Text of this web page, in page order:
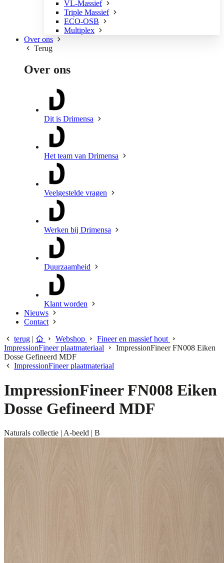
VL-Massief
Triple Massief
ECO-OSB
Multiplex
Over ons
Terug
Over ons
Dit is Drimensa
Het team van Drimensa
Veelgestelde vragen
Werken bij Drimensa
Duurzaamheid
Klant worden
Nieuws
Contact
terug | Webshop
Fineer en massief hout
ImpressionFineer plaatmateriaal
ImpressionFineer FN008 Eiken
Dosse Gefineerd MDF
ImpressionFineer plaatmateriaal
ImpressionFineer FN008 Eiken
Dosse Gefineerd MDF
Naturals collectie | A-beeld | B